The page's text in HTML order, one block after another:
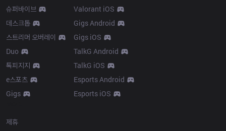
슈퍼바이브
데스크톱
스트리머 오버레이
Duo
톡피지지
e스포츠
Gigs
Valorant iOS
Gigs Android
Gigs iOS
TalkG Android
TalkG iOS
Esports Android
Esports iOS
제휴